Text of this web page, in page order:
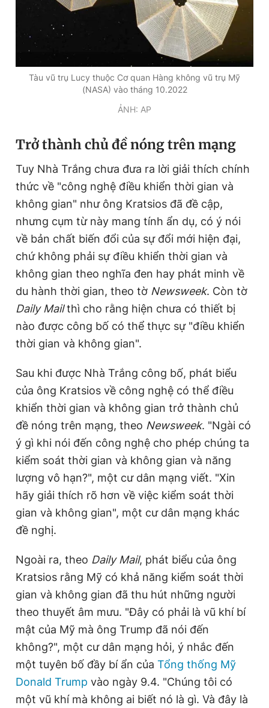
Tàu vũ trụ Lucy thuộc Cơ quan Hàng không vũ trụ Mỹ
(NASA) vào tháng 10.2022
ẢNH: AP
Trở thành chủ đề nóng trên mạng
Tuy Nhà Trắng chưa đưa ra lời giải thích chính
thức về "công nghệ điều khiển thời gian và
không gian" như ông Kratsios đã đề cập,
nhưng cụm từ này mang tính ẩn dụ, có ý nói
về bản chất biến đổi của sự đổi mới hiện đại,
chứ không phải sự điều khiển thời gian và
không gian theo nghĩa đen hay phát minh về
du hành thời gian, theo tờ Newsweek. Còn tờ
Daily Mailthì cho rằng hiện chưa có thiết bị
nào được công bố có thể thực sự "điều khiển
thời gian và không gian".
Sau khi được Nhà Trắng công bố, phát biểu
của ông Kratsios về công nghệ có thể điều
khiển thời gian và không gian trở thành chủ
đề nóng trên mạng, theo Newsweek. "Ngài có
ý gì khi nói đến công nghệ cho phép chúng ta
kiểm soát thời gian và không gian và năng
lượng vô hạn?", một cư dân mạng viết. "Xin
hãy giải thích rõ hơn về việc kiểm soát thời
gian và không gian", một cư dân mạng khác
đề nghị.
Ngoài ra, theo Daily Mail, phát biểu của ông
Kratsios rằng Mỹ có khả năng kiểm soát thời
gian và không gian đã thu hút những người
theo thuyết âm mưu. "Đây có phải là vũ khí bí
mật của Mỹ mà ông Trump đã nói đến
không?", một cư dân mạng hỏi, ý nhắc đến
một tuyên bố đầy bí ẩn của Tổng thống Mỹ
Donald Trump vào ngày 9.4. "Chúng tôi có
một vũ khí mà không ai biết nó là gì. Và đây là